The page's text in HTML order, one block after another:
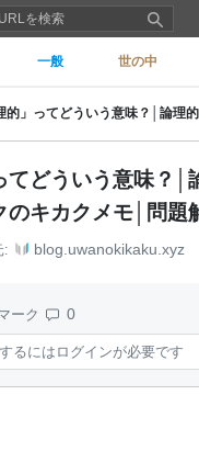
一般 世の中
てどういう意味？
のキカクメモ│問
: blog.uwanokikaku.xyz
ーク 0
るにはログインが必要です